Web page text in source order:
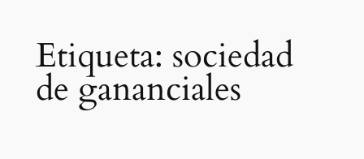
Etiqueta: sociedad
de gananciales